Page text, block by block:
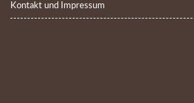
Kontakt und Impressum